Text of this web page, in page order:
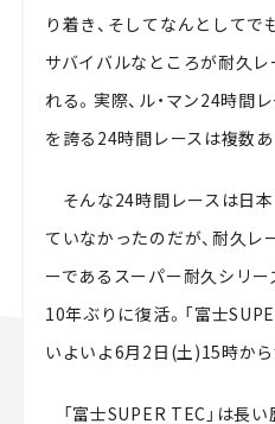
り着き、そしてなんとしてで
サバイバルなところが耐久
れる。実際、ル・マン24時間
を誇る24時間レースは複数あ
そんな24時間レースは日
ていなかったのだが、耐久レ
ーであるスーパー耐久シリ
10年ぶりに復活。「富士
いよいよ6月2日(土)15時から
「富士SUPER TEC」は長